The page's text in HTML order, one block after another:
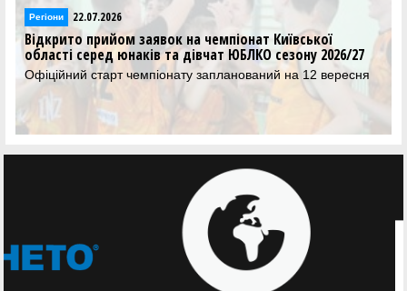
Регіони 22.07.2026
Відкрито прийом заявок на чемпіонат Київської
області серед юнаків та дівчат ЮБЛКО сезону 2026/27
Офіційний старт чемпіонату запланований на 12 вересня